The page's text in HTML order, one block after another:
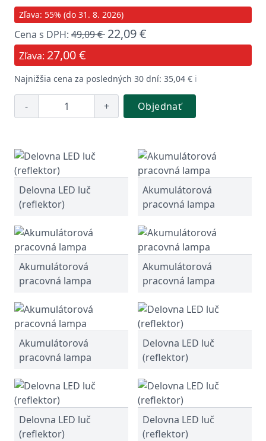
Zľava: 55% (do 31. 8. 2026)
Cena s DPH: 49,09 € 22,09 €
Zľava: 27,00 €
Najnižšia cena za posledných 30 dní: 35,04 € ℹ️
- + Objednať
Delovna LED luč
(reflektor)
Akumulátorová
pracovná lampa
Akumulátorová
pracovná lampa
Akumulátorová
pracovná lampa
Akumulátorová
pracovná lampa
Delovna LED luč
(reflektor)
Delovna LED luč
(reflektor)
Delovna LED luč
(reflektor)